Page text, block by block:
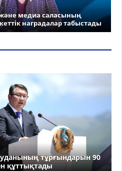
медиа саласының
наградалар табыстады
тұрғындарын 90
құттықтады